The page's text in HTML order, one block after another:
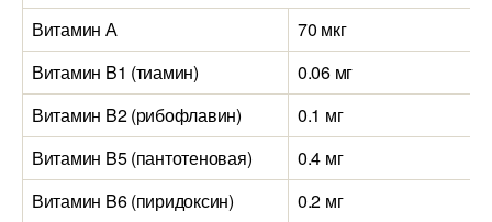
Витамин А
70 мкг
Витамин B1 (тиамин)
0.06 мг
Витамин B2 (рибофлавин)
0.1 мг
Витамин B5 (пантотеновая)
0.4 мг
Витамин B6 (пиридоксин)
0.2 мг